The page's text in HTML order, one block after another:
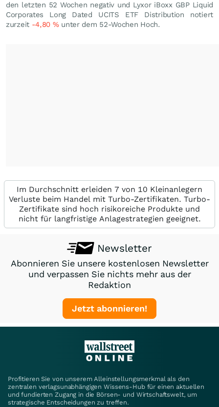
den letzten 52 Wochen negativ und Lyxor iBoxx GBP Liquid
Corporates Long Dated UCITS ETF Distribution notiert
zurzeit -4,80 %unter dem 52-Wochen Hoch.
Im Durchschnitt erleiden 7 von 10 Kleinanlegern
Verluste beim Handel mit Turbo-Zertifikaten. Turbo-
Zertifikate sind hoch risikoreiche Produkte und
nicht für langfristige Anlagestrategien geeignet.
Newsletter
Abonnieren Sie unsere kostenlosen Newsletter
und verpassen Sie nichts mehr aus der
Redaktion
Jetzt abonnieren!
Profitieren Sie von unserem Alleinstellungsmerkmal als den
zentralen verlagsunabhängigen Wissens-Hub für einen aktuellen
und fundierten Zugang in die Börsen- und Wirtschaftswelt, um
strategische Entscheidungen zu treffen.